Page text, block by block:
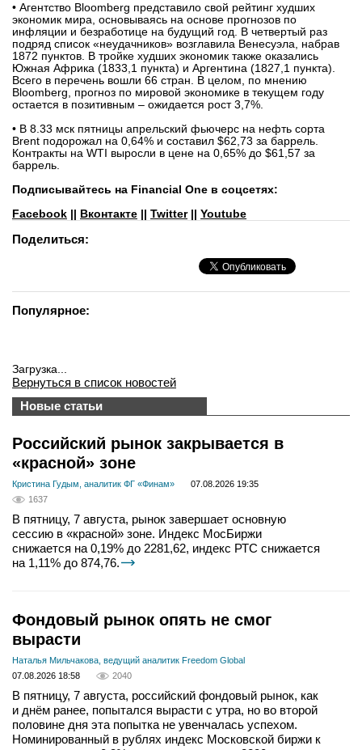
• Агентство Bloomberg представило свой рейтинг худших
экономик мира, основываясь на основе прогнозов по
инфляции и безработице на будущий год. В четвертый раз
подряд список «неудачников» возглавила Венесуэла, набрав
1872 пунктов. В тройке худших экономик также оказались
Южная Африка (1833,1 пункта) и Аргентина (1827,1 пункта).
Всего в перечень вошли 66 стран. В целом, по мнению
Bloomberg, прогноз по мировой экономике в текущем году
остается в позитивным – ожидается рост 3,7%.
• В 8.33 мск пятницы апрельский фьючерс на нефть сорта
Brent подорожал на 0,64% и составил $62,73 за баррель.
Контракты на WTI выросли в цене на 0,65% до $61,57 за
баррель.
Подписывайтесь на Financial One в соцсетях:
Facebook || Вконтакте || Twitter|| Youtube
Поделиться:
Популярное:
Загрузка...
Вернуться в список новостей
Новые статьи
Российский рынок закрывается в
«красной» зоне
Кристина Гудым, аналитик ФГ «Финам»
07.08.2026 19:35
1637
В пятницу, 7 августа, рынок завершает основную
сессию в «красной» зоне. Индекс МосБиржи
снижается на 0,19% до 2281,62, индекс РТС снижается
на 1,11% до 874,76.
Фондовый рынок опять не смог
вырасти
Наталья Мильчакова, ведущий аналитик Freedom Global
07.08.2026 18:58
2040
В пятницу, 7 августа, российский фондовый рынок, как
и днём ранее, попытался вырасти с утра, но во второй
половине дня эта попытка не увенчалась успехом.
Номинированный в рублях индекс Московской биржи к